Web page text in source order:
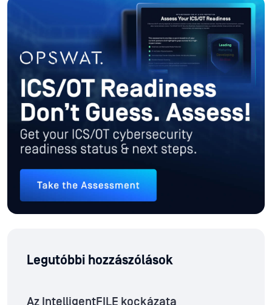
Legutóbbi hozzászólások
Az IntelligentFILE kockázata